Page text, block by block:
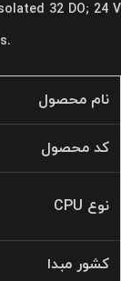
32 DO; 24 V
نام محصول
کد محصول
نوع CPU
کشور مبدا